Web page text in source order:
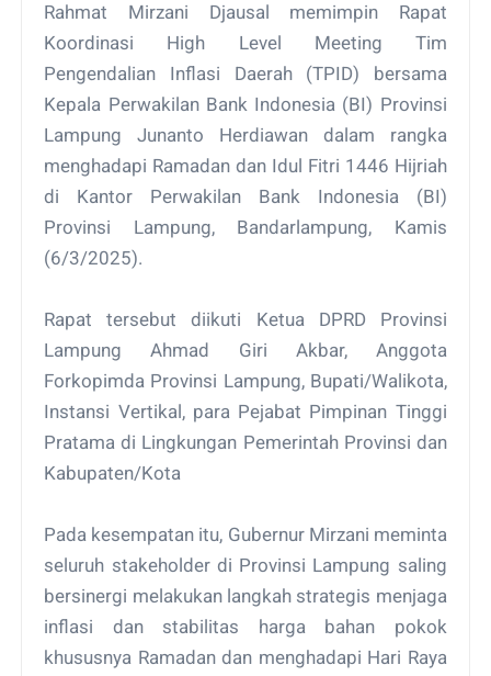
Rahmat Mirzani Djausal memimpin Rapat
Koordinasi High Level Meeting Tim
Pengendalian Inflasi Daerah (TPID) bersama
Kepala Perwakilan Bank Indonesia (BI) Provinsi
Lampung Junanto Herdiawan dalam rangka
menghadapi Ramadan dan Idul Fitri 1446 Hijriah
di Kantor Perwakilan Bank Indonesia (BI)
Provinsi Lampung, Bandarlampung, Kamis
(6/3/2025).
Rapat tersebut diikuti Ketua DPRD Provinsi
Lampung Ahmad Giri Akbar, Anggota
Forkopimda Provinsi Lampung, Bupati/Walikota,
Instansi Vertikal, para Pejabat Pimpinan Tinggi
Pratama di Lingkungan Pemerintah Provinsi dan
Kabupaten/Kota
Pada kesempatan itu, Gubernur Mirzani meminta
seluruh stakeholder di Provinsi Lampung saling
bersinergi melakukan langkah strategis menjaga
inflasi dan stabilitas harga bahan pokok
khususnya Ramadan dan menghadapi Hari Raya